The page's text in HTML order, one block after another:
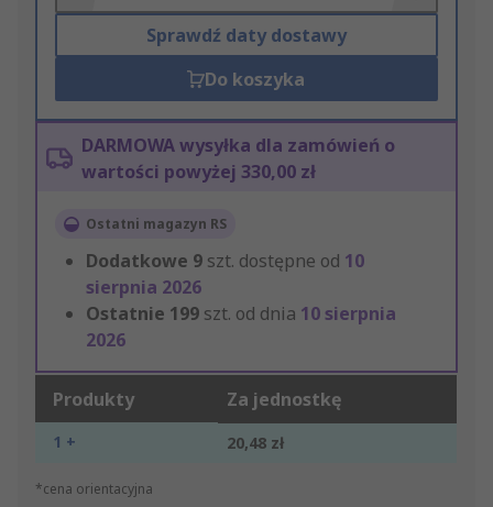
Sprawdź daty dostawy
Do koszyka
DARMOWA wysyłka dla zamówień o
wartości powyżej 330,00 zł
Ostatni magazyn RS
Dodatkowe 9 szt. dostępne od 10
sierpnia 2026
Ostatnie 199 szt. od dnia 10 sierpnia
2026
Produkty Za jednostkę
1 + 20,48 zł
*cena orientacyjna